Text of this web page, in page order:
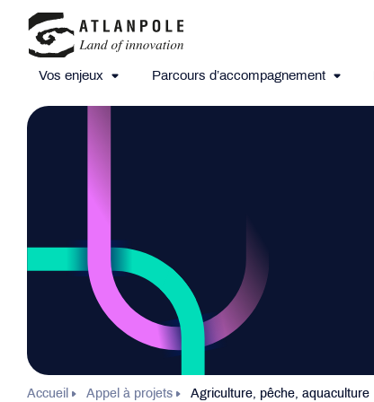
Vos enjeux Parcours d’accompagnement
Accueil Appel à projets Agriculture, pêche, aquaculture